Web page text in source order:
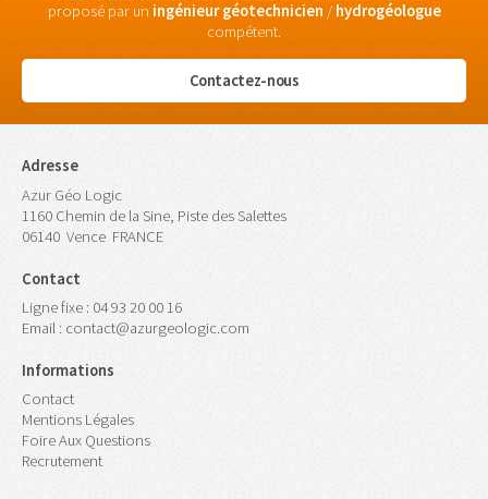
proposé par un ingénieur géotechnicien / hydrogéologue
compétent.
Contactez-nous
Adresse
Azur Géo Logic
1160 Chemin de la Sine, Piste des Salettes
06140 Vence FRANCE
Contact
Ligne fixe : 04 93 20 00 16
Email : contact@azurgeologic.com
Informations
Contact
Mentions Légales
Foire Aux Questions
Recrutement